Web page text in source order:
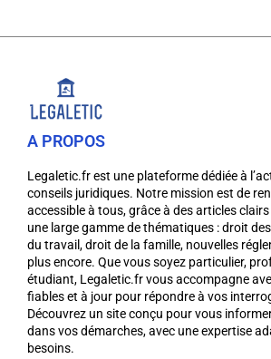
A PROPOS
Legaletic.fr est une plateforme dédiée à
conseils juridiques. Notre mission est de
accessible à tous, grâce à des articles
une large gamme de thématiques : droit
du travail, droit de la famille, nouvelles
plus encore. Que vous soyez particulier,
étudiant, Legaletic.fr vous accompagne
fiables et à jour pour répondre à vos
Découvrez un site conçu pour vous
dans vos démarches, avec une expertise
besoins.